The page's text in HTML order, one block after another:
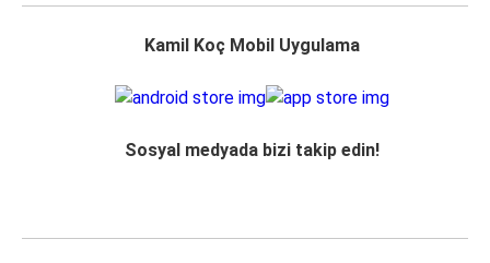
Kamil Koç Mobil Uygulama
Sosyal medyada bizi takip edin!